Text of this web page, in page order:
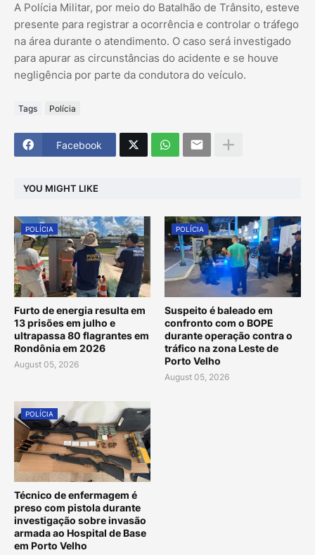
A Polícia Militar, por meio do Batalhão de Trânsito, esteve
presente para registrar a ocorrência e controlar o tráfego
na área durante o atendimento. O caso será investigado
para apurar as circunstâncias do acidente e se houve
negligência por parte da condutora do veículo.
Tags Polícia
Facebook
YOU MIGHT LIKE
POLÍCIA
Furto de energia resulta em
13 prisões em julho e
ultrapassa 80 flagrantes em
Rondônia em 2026
August 05, 2026
POLÍCIA
Suspeito é baleado em
confronto com o BOPE
durante operação contra o
tráfico na zona Leste de
Porto Velho
August 05, 2026
POLÍCIA
Técnico de enfermagem é
preso com pistola durante
investigação sobre invasão
armada ao Hospital de Base
em Porto Velho